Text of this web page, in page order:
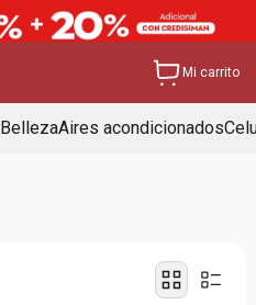
Mi carrito
BellezaAires acondicionados